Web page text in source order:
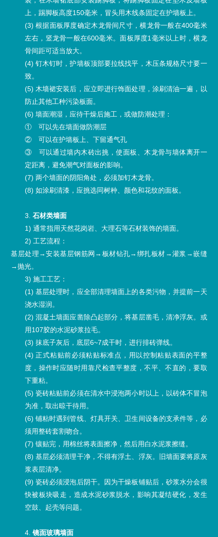
上，踢脚板高度150毫米，冒头用木线条固定在护墙板上。
(3) 根据面板厚度确定木龙骨间尺寸，横龙骨一般在400毫米
左右，竖龙骨一般在600毫米。面板厚度1毫米以上时，横龙
骨间距可适当放大。
(4) 钉木钉时，护墙板顶部要拉线找平，木压条规格尺寸要一
致。
(5) 木墙裙安装后，应立即进行饰面处理，涂刷清油一遍，以
防止其他工种污染板面。
(6) 墙面潮湿，应待干燥后施工，或做防潮处理：
① 可以先在墙面做防潮层
② 可以在护墙板上、下留通气孔
③ 可以通过墙内木砖出挑，使面板、木龙骨与墙体离开一
定距离，避免潮气对面板的影响。
(7) 两个墙面的阴阳角处，必须加钉木龙骨。
(8) 如涂刷清漆，应挑选同树种、颜色和花纹的面板。
3. 石材类墙面
1) 通常指用天然花岗岩、大理石等石材装饰的墙面。
2) 工艺流程：
基层处理→安装基层钢筋网→板材钻孔→绑扎板材→灌浆→嵌缝
→抛光。
3) 施工工艺：
(1) 基层处理时，应全部清理墙面上的各类污物，并提前一天
浇水湿润。
(2) 混凝土墙面应凿除凸起部分，将基层凿毛，清净浮灰。或
用107胶的水泥砂浆拉毛。
(3) 抹底子灰后，底层6~7成干时，进行排砖弹线。
(4) 正式粘贴前必须粘贴标准点，用以控制粘贴表面的平整
度，操作时应随时用靠尺检查平整度，不平、不直的，要取
下重粘。
(5) 瓷砖粘贴前必须在清水中浸泡两小时以上，以砖体不冒泡
为准，取出晾干待用。
(6) 铺粘时遇到管线、灯具开关、卫生间设备的支承件等，必
须用整砖套割吻合。
(7) 镶贴完，用棉丝将表面擦净，然后用白水泥浆擦缝。
(8) 基层必须清理干净，不得有浮土、浮灰。旧墙面要将原灰
浆表层清净。
(9) 瓷砖必须浸泡后阴干。因为干燥板铺贴后，砂浆水分会很
快被板块吸走，造成水泥砂浆脱水，影响其凝结硬化，发生
空鼓、起壳等问题。
4. 镜面玻璃墙面